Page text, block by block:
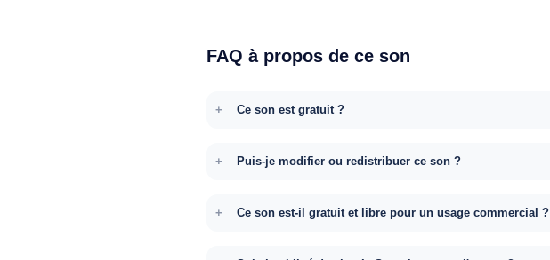
FAQ à propos de ce son
Ce son est gratuit ?
Puis-je modifier ou redistribuer ce son ?
Ce son est-il gratuit et libre pour un usage commercial ?